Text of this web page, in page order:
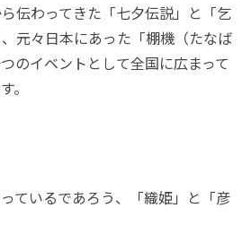
伝わってきた「七夕伝説」と「乞
元々日本にあった「棚機（たなば
のイベントとして全国に広まって
。
ているであろう、「織姫」と「彦